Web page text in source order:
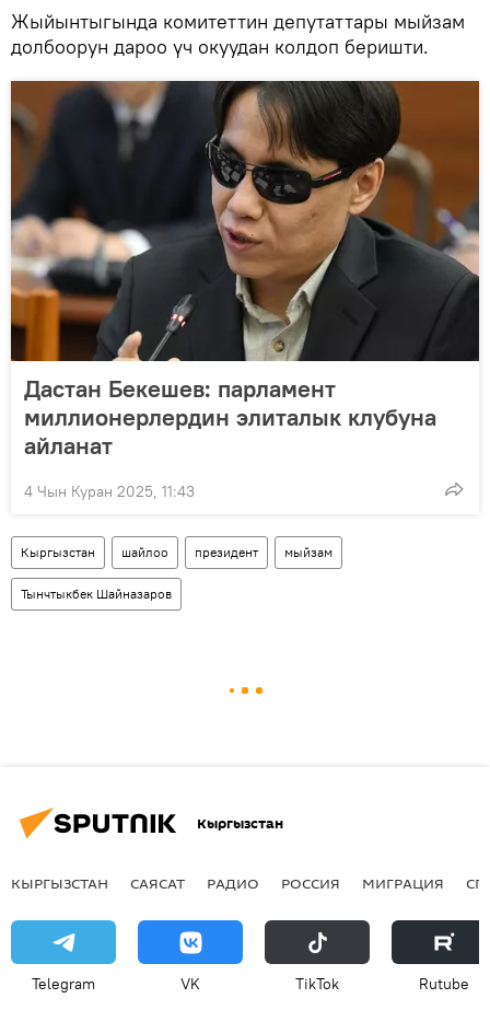
Жыйынтыгында комитеттин депутаттары мыйзам
долбоорун дароо үч окуудан колдоп беришти.
Дастан Бекешев: парламент
миллионерлердин элиталык клубуна
айланат
4 Чын Куран 2025, 11:43
Кыргызстан шайлоо президент мыйзам
Тынчтыкбек Шайназаров
Кыргызстан
КЫРГЫЗСТАН САЯСАТ РАДИО РОССИЯ МИГРАЦИЯ
Telegram VK ТikТоk Rutube